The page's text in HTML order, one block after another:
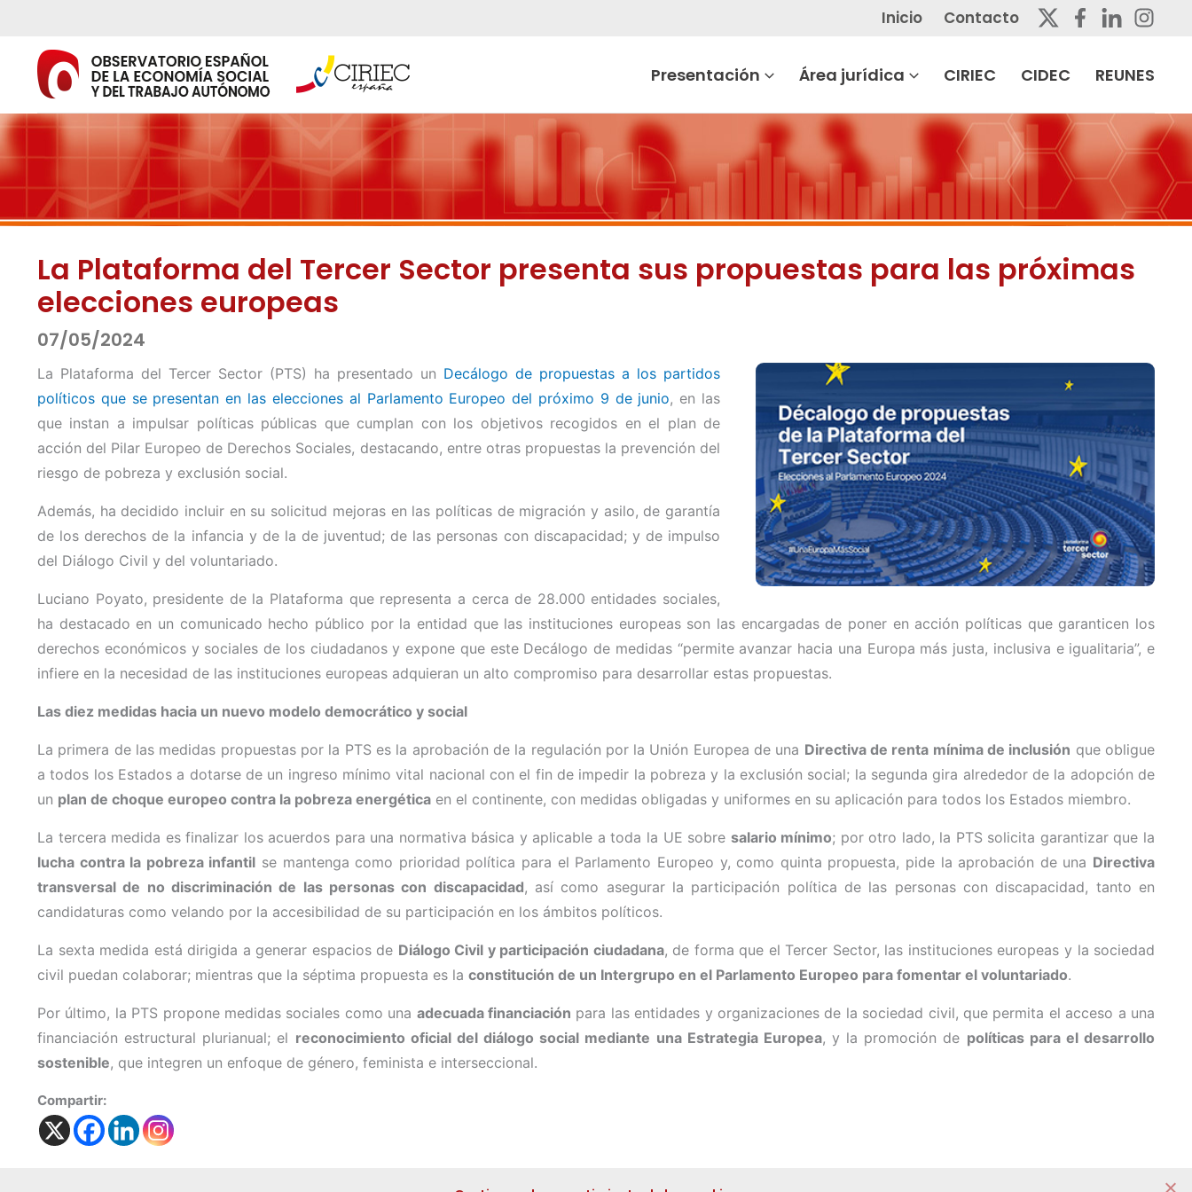
contenido
Inicio Contacto
Presentación Área jurídica CIRIEC CIDEC REUNES
La Plataforma del Tercer Sector presenta sus propuestas para las próximas
elecciones europeas
07/05/2024
La Plataforma del Tercer Sector (PTS) ha presentado un Decálogo de propuestas a los partidos
políticos que se presentan en las elecciones al Parlamento Europeo del próximo 9 de junio, en las
que instan a impulsar políticas públicas que cumplan con los objetivos recogidos en el plan de
acción del Pilar Europeo de Derechos Sociales, destacando, entre otras propuestas la prevención del
riesgo de pobreza y exclusión social.
Además, ha decidido incluir en su solicitud mejoras en las políticas de migración y asilo, de garantía
de los derechos de la infancia y de la de juventud; de las personas con discapacidad; y de impulso
del Diálogo Civil y del voluntariado.
Luciano Poyato, presidente de la Plataforma que representa a cerca de 28.000 entidades sociales,
ha destacado en un comunicado hecho público por la entidad que las instituciones europeas son las encargadas de poner en acción políticas que garanticen los
derechos económicos y sociales de los ciudadanos y expone que este Decálogo de medidas “permite avanzar hacia una Europa más justa, inclusiva e igualitaria”, e
infiere en la necesidad de las instituciones europeas adquieran un alto compromiso para desarrollar estas propuestas.
Las diez medidas hacia un nuevo modelo democrático y social
La primera de las medidas propuestas por la PTS es la aprobación de la regulación por la Unión Europea de una Directiva de renta mínima de inclusión que obligue
a todos los Estados a dotarse de un ingreso mínimo vital nacional con el fin de impedir la pobreza y la exclusión social; la segunda gira alrededor de la adopción de
un plan de choque europeo contra la pobreza energética en el continente, con medidas obligadas y uniformes en su aplicación para todos los Estados miembro.
La tercera medida es finalizar los acuerdos para una normativa básica y aplicable a toda la UE sobre salario mínimo; por otro lado, la PTS solicita garantizar que la
lucha contra la pobreza infantil se mantenga como prioridad política para el Parlamento Europeo y, como quinta propuesta, pide la aprobación de una Directiva
transversal de no discriminación de las personas con discapacidad, así como asegurar la participación política de las personas con discapacidad, tanto en
candidaturas como velando por la accesibilidad de su participación en los ámbitos políticos.
La sexta medida está dirigida a generar espacios de Diálogo Civil y participación ciudadana, de forma que el Tercer Sector, las instituciones europeas y la sociedad
civil puedan colaborar; mientras que la séptima propuesta es la constitución de un Intergrupo en el Parlamento Europeo para fomentar el voluntariado.
Por último, la PTS propone medidas sociales como una adecuada financiación para las entidades y organizaciones de la sociedad civil, que permita el acceso a una
financiación estructural plurianual; el reconocimiento oficial del diálogo social mediante una Estrategia Europea, y la promoción de políticas para el desarrollo
sostenible, que integren un enfoque de género, feminista e interseccional.
Compartir: